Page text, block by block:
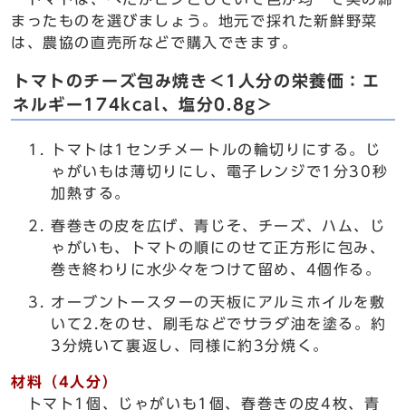
まったものを選びましょう。地元で採れた新鮮野菜
は、農協の直売所などで購入できます。
トマトのチーズ包み焼き＜1人分の栄養価：エ
ネルギー174kcal、塩分0.8g＞
トマトは1センチメートルの輪切りにする。じ
ゃがいもは薄切りにし、電子レンジで1分30秒
加熱する。
春巻きの皮を広げ、青じそ、チーズ、ハム、じ
ゃがいも、トマトの順にのせて正方形に包み、
巻き終わりに水少々をつけて留め、4個作る。
オーブントースターの天板にアルミホイルを敷
いて2.をのせ、刷毛などでサラダ油を塗る。約
3分焼いて裏返し、同様に約3分焼く。
材料（4人分）
トマト1個、じゃがいも1個、春巻きの皮4枚、青